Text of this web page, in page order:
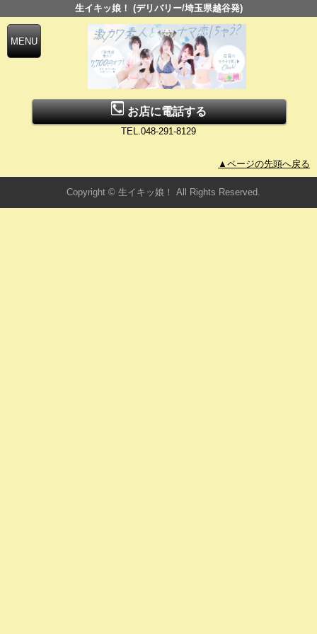
生イキッ娘！ (デリバリー/埼玉県越谷発)
お店に電話する
TEL.048-291-8129
▲ページの先頭へ戻る
Copyright © 生イキッ娘！ All Rights Reserved.